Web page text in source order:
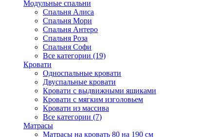
Модульные спальни
Спальня Алиса
Спальня Мори
Спальня Антеро
Спальня Роза
Спальня Софи
Все категории (19)
Кровати
Односпальные кровати
Двуспальные кровати
Кровати с выдвижными ящиками
Кровати с мягким изголовьем
Кровати из массива
Все категории (7)
Матрасы
Матрасы на кровать 80 на 190 см